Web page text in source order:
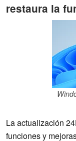
restaura la
La actualización
funciones y